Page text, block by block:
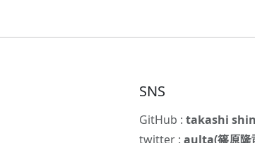
SNS
GitHub :takashi
twitter :aulta(篠原隆